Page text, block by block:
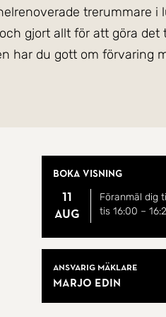
trerummare
gjort allt för att göra det
har du gott om förvaring
exklusivt kakel från
väl en fullstor
som gjort mycket för
ut. Lägenhetsdörrarna
Boka visning
11
aug
Föranmäl dig
tis 16:00 –
Ansvarig mäklare
Marjo Edin